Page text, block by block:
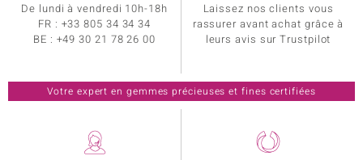
De lundi à vendredi 10h-18h
FR : +33 805 34 34 34
BE : +49 30 21 78 26 00
Laissez nos clients vous
rassurer avant achat grâce à
leurs avis sur Trustpilot
Votre expert en gemmes précieuses et fines certifiées